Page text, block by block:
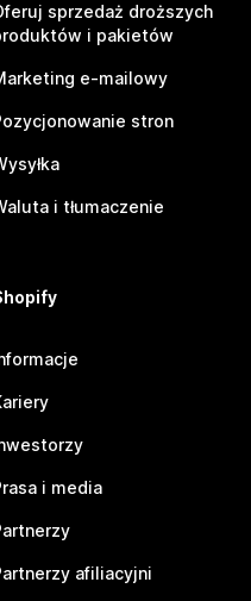
sprzedaż droższych
i pakietów
e-mailowy
stron
i tłumaczenie
i media
afiliacyjni